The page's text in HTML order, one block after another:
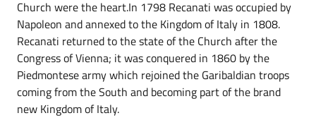
Church were the heart.In 1798 Recanati was occupied by
Napoleon and annexed to the Kingdom of Italy in 1808.
Recanati returned to the state of the Church after the
Congress of Vienna; it was conquered in 1860 by the
Piedmontese army which rejoined the Garibaldian troops
coming from the South and becoming part of the brand
new Kingdom of Italy.